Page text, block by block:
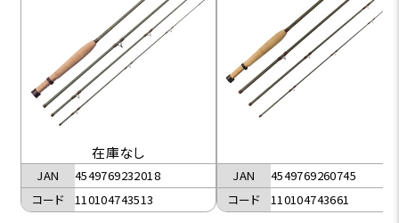
在庫なし
JAN
4549769232018
コード
110104743513
JAN
4549769260745
コード
110104743661